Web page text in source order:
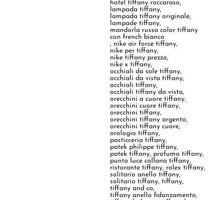
hotel tiffany roccaraso,
lampada tiffany,
lampada tiffany originale,
lampade tiffany,
mandorla russa color tiffany
con french bianco
, nike air force tiffany,
nike per tiffany,
nike tiffany prezzo,
nike x tiffany,
occhiali da sole tiffany,
occhiali da vista tiffany,
occhiali tiffany,
occhiali tiffany da vista,
orecchini a cuore tiffany,
orecchini cuore tiffany,
orecchini tiffany,
orecchini tiffany argento,
orecchini tiffany cuore,
orologio tiffany,
pasticceria tiffany,
patek philippe tiffany,
patek tiffany, profumo tiffany,
punto luce collana tiffany,
ristorante tiffany, rolex tiffany,
solitario anello tiffany,
solitario tiffany,tiffany,
tiffany and co,
tiffany anello fidanzamento,